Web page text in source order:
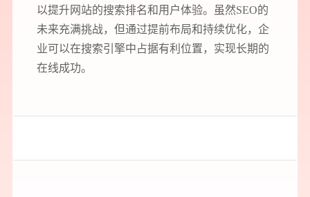
以提升网站的搜索排名和用户体验。虽然SEO的
未来充满挑战，但通过提前布局和持续优化，企
业可以在搜索引擎中占据有利位置，实现长期的
在线成功。